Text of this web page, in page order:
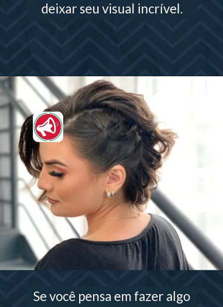
deixar seu visual incrível.
Se você pensa em fazer algo